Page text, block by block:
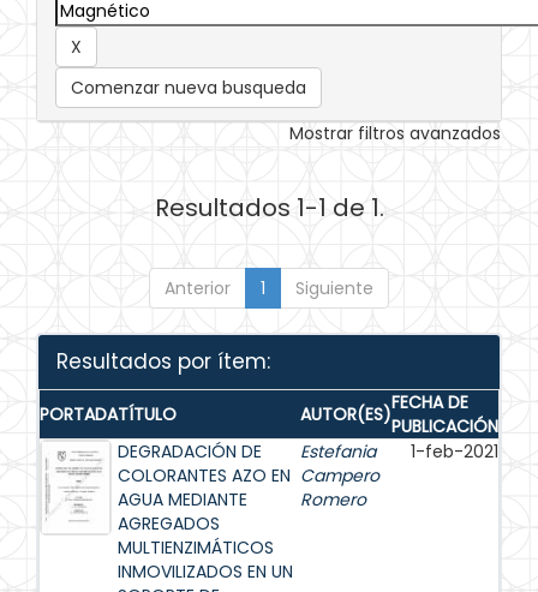
Comenzar nueva busqueda
Mostrar filtros avanzados
Resultados 1-1 de 1.
Anterior 1 Siguiente
Resultados por ítem:
PORTADATÍTULO AUTOR(ES)FECHA DE
PUBLICACIÓN
DEGRADACIÓN DE
COLORANTES AZO EN
AGUA MEDIANTE
AGREGADOS
MULTIENZIMÁTICOS
INMOVILIZADOS EN UN
Estefania
Campero
Romero
1-feb-2021